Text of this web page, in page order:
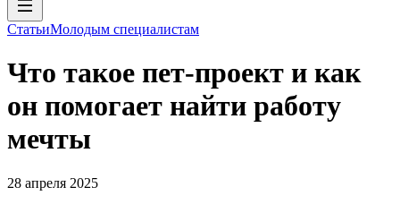
СтатьиМолодым специалистам
Что такое пет-проект и как
он помогает найти работу
мечты
28 апреля 2025